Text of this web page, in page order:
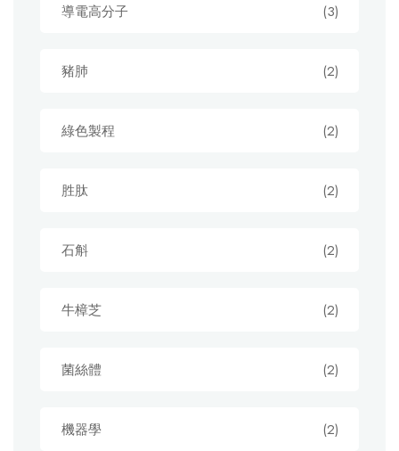
導電高分子 (3)
豬肺 (2)
綠色製程 (2)
胜肽 (2)
石斛 (2)
牛樟芝 (2)
菌絲體 (2)
機器學 (2)